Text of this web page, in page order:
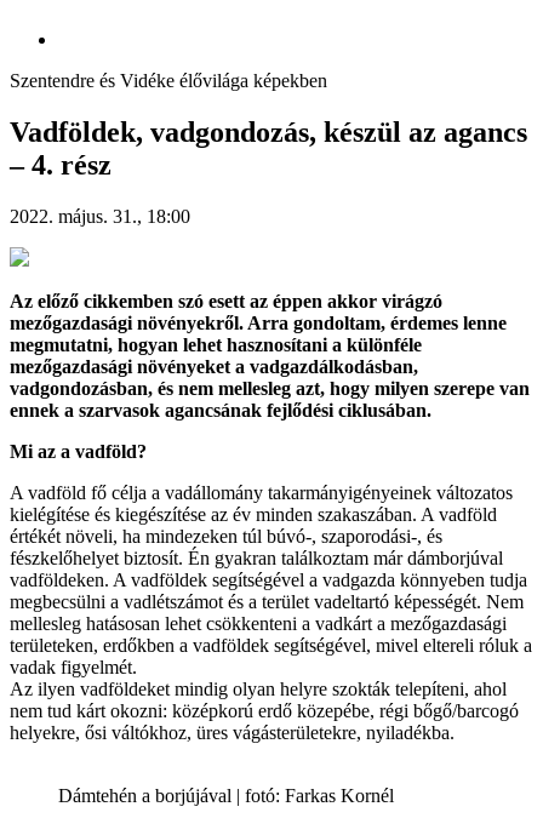
Szentendre és Vidéke élővilága képekben
Vadföldek, vadgondozás, készül az agancs
– 4. rész
2022. május. 31., 18:00
Az előző cikkemben szó esett az éppen akkor virágzó
mezőgazdasági növényekről. Arra gondoltam, érdemes lenne
megmutatni, hogyan lehet hasznosítani a különféle
mezőgazdasági növényeket a vadgazdálkodásban,
vadgondozásban, és nem mellesleg azt, hogy milyen szerepe van
ennek a szarvasok agancsának fejlődési ciklusában.
Mi az a vadföld?
A vadföld fő célja a vadállomány takarmányigényeinek változatos
kielégítése és kiegészítése az év minden szakaszában. A vadföld
értékét növeli, ha mindezeken túl búvó-, szaporodási-, és
fészkelőhelyet biztosít. Én gyakran találkoztam már dámborjúval
vadföldeken. A vadföldek segítségével a vadgazda könnyeben tudja
megbecsülni a vadlétszámot és a terület vadeltartó képességét. Nem
mellesleg hatásosan lehet csökkenteni a vadkárt a mezőgazdasági
területeken, erdőkben a vadföldek segítségével, mivel eltereli róluk a
vadak figyelmét.
Az ilyen vadföldeket mindig olyan helyre szokták telepíteni, ahol
nem tud kárt okozni: középkorú erdő közepébe, régi bőgő/barcogó
helyekre, ősi váltókhoz, üres vágásterületekre, nyiladékba.
Dámtehén a borjújával | fotó: Farkas Kornél